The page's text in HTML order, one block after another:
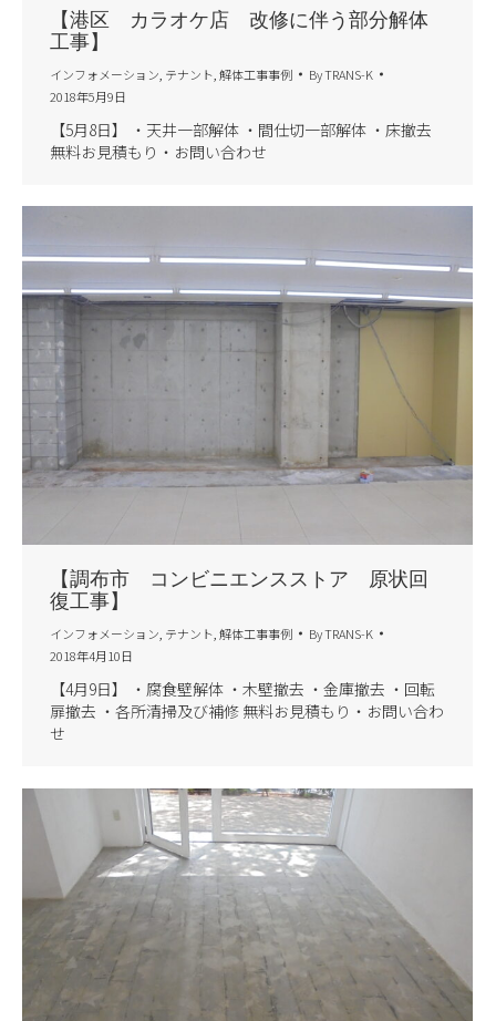
【港区 カラオケ店 改修に伴う部分解体
工事】
インフォメーション テナント 解体工事事例 ByTRANS-K
2018年5月9日
【5月8日】 ・天井一部解体 ・間仕切一部解体 ・床撤去
無料お見積もり・お問い合わせ
【調布市 コンビニエンスストア 原状回
復工事】
インフォメーション テナント 解体工事事例 ByTRANS-K
2018年4月10日
【4月9日】 ・腐食壁解体 ・木壁撤去 ・金庫撤去 ・回転
扉撤去 ・各所清掃及び補修 無料お見積もり・お問い合わ
せ